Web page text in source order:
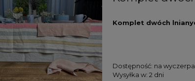
Komplet dwóch
Dostępność: na
Wysyłka w: 2 dni